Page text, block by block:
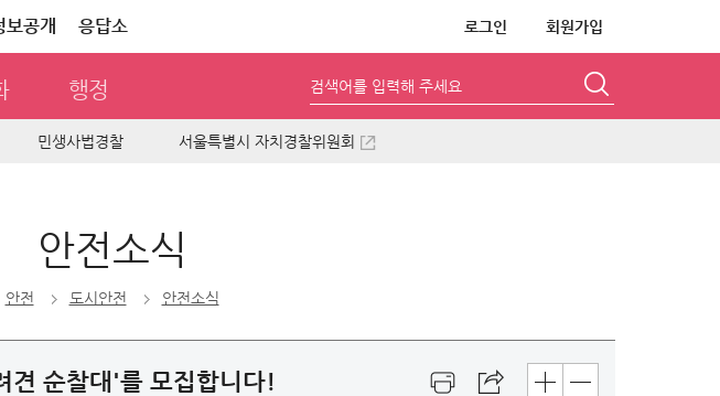
보공개 응답소 로그인 회원가입
행정 검색어를 입력해 주세요
민생사법경찰 서울특별시 자치경찰위원회
안전소식
안전 도시안전 안전소식
견 순찰대'를 모집합니다!